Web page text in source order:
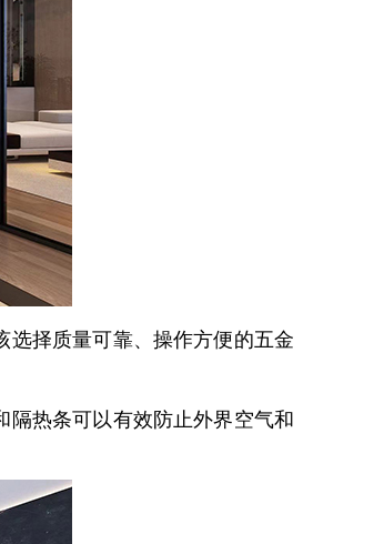
选择质量可靠、操作方便的五金
热条可以有效防止外界空气和